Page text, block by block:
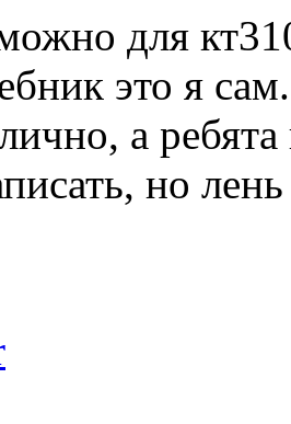
для
это я
а
но